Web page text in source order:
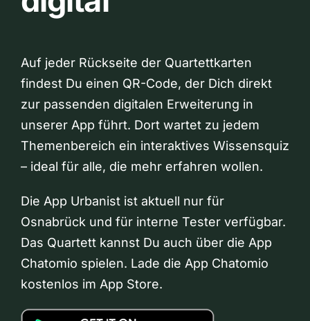
Auf jeder Rückseite der Quartettkarten
findest Du einen QR-Code, der Dich direkt
zur passenden digitalen Erweiterung in
unserer App führt. Dort wartet zu jedem
Themenbereich ein interaktives Wissensquiz
– ideal für alle, die mehr erfahren wollen.
Die App Urbanist ist aktuell nur für
Osnabrück und für interne Tester verfügbar.
Das Quartett kannst Du auch über die App
Chatomio spielen. Lade die App Chatomio
kostenlos im App Store.